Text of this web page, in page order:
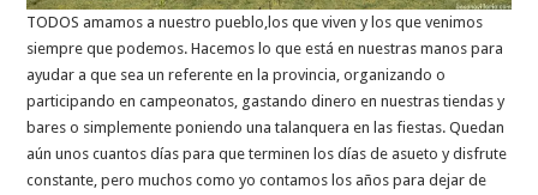
TODOS amamos a nuestro pueblo,los que viven y los que venimos
siempre que podemos. Hacemos lo que está en nuestras manos para
ayudar a que sea un referente en la provincia, organizando o
participando en campeonatos, gastando dinero en nuestras tiendas y
bares o simplemente poniendo una talanquera en las fiestas. Quedan
aún unos cuantos días para que terminen los días de asueto y disfrute
constante, pero muchos como yo contamos los años para dejar de